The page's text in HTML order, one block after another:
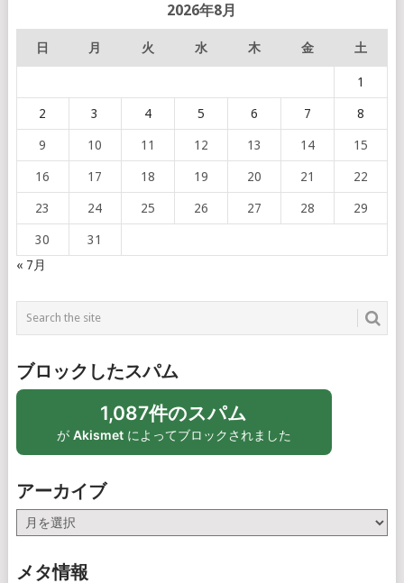
2026年8月
日 月 火 水 木 金 土
1
2 3 4 5 6 7 8
9 10 11 12 13 14 15
16 17 18 19 20 21 22
23 24 25 26 27 28 29
30
31
« 7月
ブロックしたスパム
1,087件のスパム
が Akismetによってブロックされました
アーカイブ
ー
イ
メタ情報